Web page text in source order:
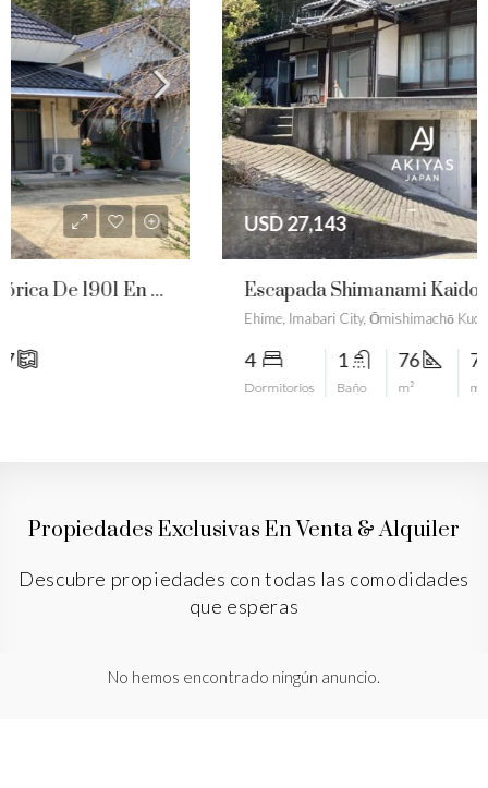
USD 27,143
Escapada Shimanami Kaido: Vida Costera, Parcelas De Montaña Y Potencial De Renovación
Ehime, Imabari City, Ōmishimachō Kuchisubo
4 7206
m²
Propiedades Exclusivas En Venta & Alquiler
Descubre propiedades con todas las comodidades
que esperas
No hemos encontrado ningún anuncio.